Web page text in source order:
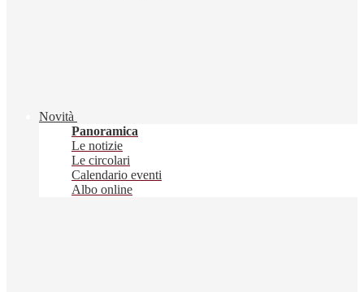
Novità
Panoramica
Le notizie
Le circolari
Calendario eventi
Albo online